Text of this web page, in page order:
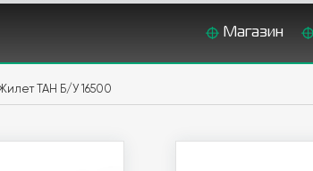
Магазин
ТАН Б/У 16500